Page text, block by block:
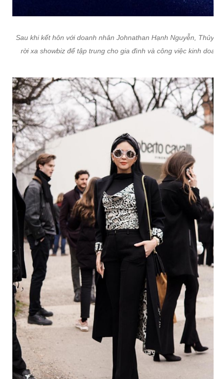
Sau khi kết hôn với doanh nhân Johnathan Hạnh Nguyễn, Thủy
rời xa showbiz để tập trung cho gia đình và công việc kinh